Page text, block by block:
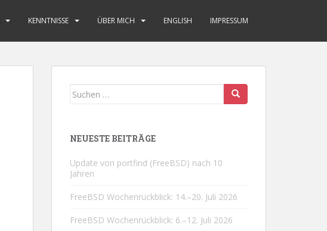
KENNTNISSE ÜBER MICH ENGLISH IMPRESSUM
Suchen
NEUESTE BEITRÄGE
Update von portfind (FreeBSD) nach 10
Jahren
FreeBSD Wochenrückblick: 14.–20. Juli 2026
FreeBSD Wochenrückblick: 6.–12. Juli 2026